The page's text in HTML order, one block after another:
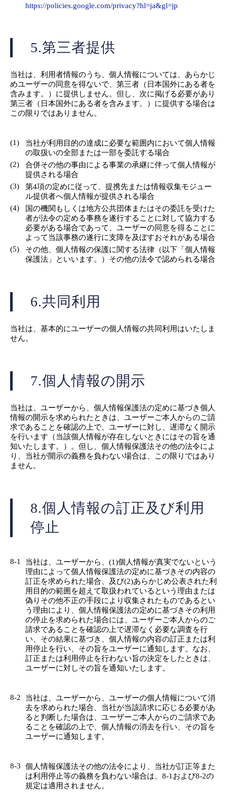
https://policies.google.com/privacy?hl=ja&gl=jp
5.第三者提供
当社は、利用者情報のうち、個人情報については、あらかじ
めユーザーの同意を得ないで、第三者（日本国外にある者を
含みます。）に提供しません。但し、次に掲げる必要があり
第三者（日本国外にある者を含みます。）に提供する場合は
この限りではありません。
(1)
当社が利用目的の達成に必要な範囲内において個人情報
の取扱いの全部または一部を委託する場合
(2)
合併その他の事由による事業の承継に伴って個人情報が
提供される場合
(3)
第4項の定めに従って、提携先または情報収集モジュー
ル提供者へ個人情報が提供される場合
(4)
国の機関もしくは地方公共団体またはその委託を受けた
者が法令の定める事務を遂行することに対して協力する
必要がある場合であって、ユーザーの同意を得ることに
よって当該事務の遂行に支障を及ぼすおそれがある場合
(5)
その他、個人情報の保護に関する法律（以下「個人情報
保護法」といいます。）その他の法令で認められる場合
6.共同利用
当社は、基本的にユーザーの個人情報の共同利用はいたしま
せん。
7.個人情報の開示
当社は、ユーザーから、個人情報保護法の定めに基づき個人
情報の開示を求められたときは、ユーザーご本人からのご請
求であることを確認の上で、ユーザーに対し、遅滞なく開示
を行います（当該個人情報が存在しないときにはその旨を通
知いたします。）。但し、個人情報保護法その他の法令によ
り、当社が開示の義務を負わない場合は、この限りではあり
ません。
8.個人情報の訂正及び利用
停止
8-1
当社は、ユーザーから、(1)個人情報が真実でないという
理由によって個人情報保護法の定めに基づきその内容の
訂正を求められた場合、及び(2)あらかじめ公表された利
用目的の範囲を超えて取扱われているという理由または
偽りその他不正の手段により収集されたものであるとい
う理由により、個人情報保護法の定めに基づきその利用
の停止を求められた場合には、ユーザーご本人からのご
請求であることを確認の上で遅滞なく必要な調査を行
い、その結果に基づき、個人情報の内容の訂正または利
用停止を行い、その旨をユーザーに通知します。なお、
訂正または利用停止を行わない旨の決定をしたときは、
ユーザーに対しその旨を通知いたします。
8-2
当社は、ユーザーから、ユーザーの個人情報について消
去を求められた場合、当社が当該請求に応じる必要があ
ると判断した場合は、ユーザーご本人からのご請求であ
ることを確認の上で、個人情報の消去を行い、その旨を
ユーザーに通知します。
8-3
個人情報保護法その他の法令により、当社が訂正等また
は利用停止等の義務を負わない場合は、8-1および8-2の
規定は適用されません。